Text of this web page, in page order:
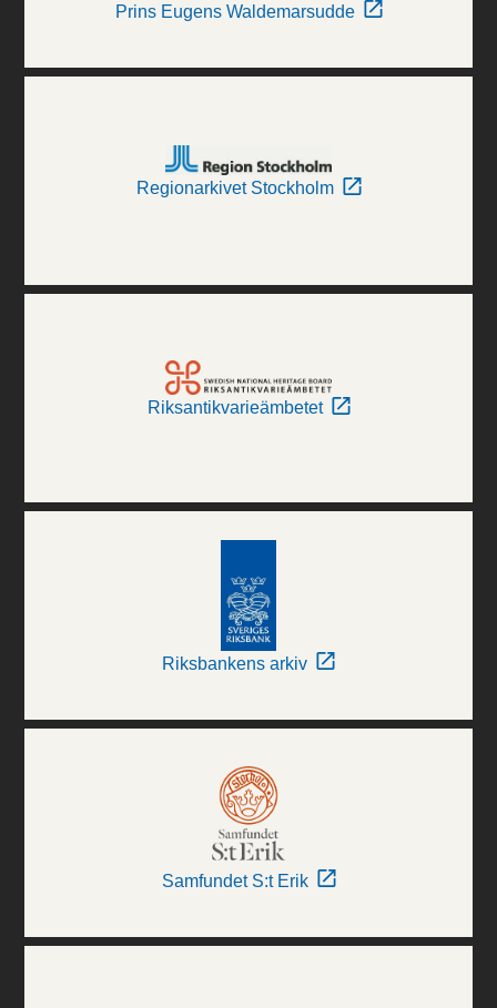
Prins Eugens Waldemarsudde
Regionarkivet Stockholm
Riksantikvarieämbetet
Riksbankens arkiv
Samfundet S:t Erik